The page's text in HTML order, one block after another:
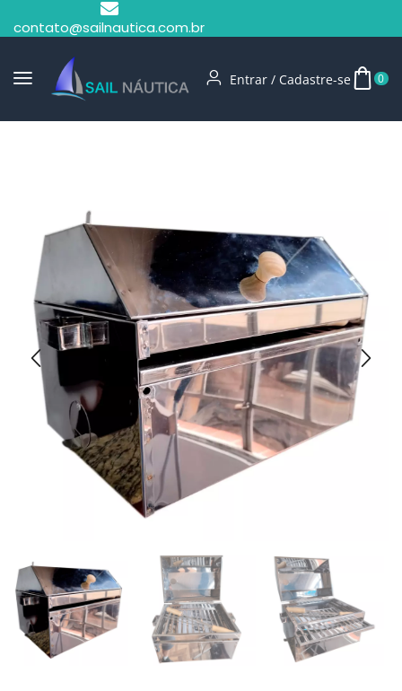
contato@sailnautica.com.br
Entrar / Cadastre-se 0